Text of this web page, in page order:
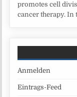
promotes cell
cancer therapy. In
Anmelden
Eintrags-Feed